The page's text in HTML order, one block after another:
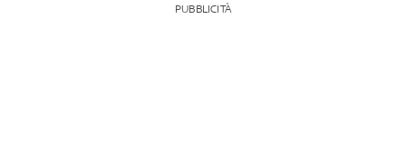
PUBBLICITÀ